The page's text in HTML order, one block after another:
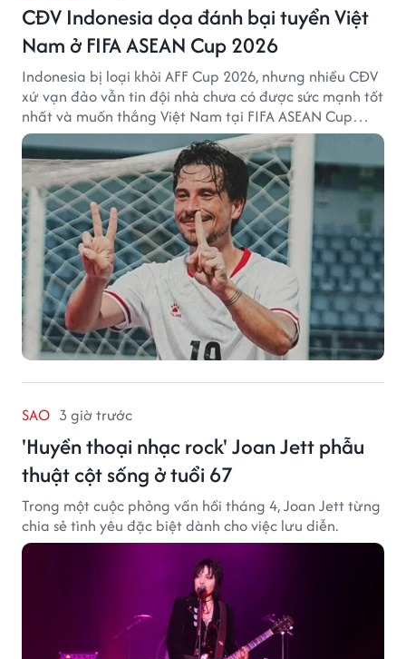
CĐV Indonesia dọa đánh bại tuyển Việt
Nam ở FIFA ASEAN Cup 2026
Indonesia bị loại khỏi AFF Cup 2026, nhưng nhiều CĐV
xứ vạn đảo vẫn tin đội nhà chưa có được sức mạnh tốt
nhất và muốn thắng Việt Nam tại FIFA ASEAN Cup
2026.
SAO 3 giờ trước
'Huyền thoại nhạc rock' Joan Jett phẫu
thuật cột sống ở tuổi 67
Trong một cuộc phỏng vấn hồi tháng 4, Joan Jett từng
chia sẻ tình yêu đặc biệt dành cho việc lưu diễn.